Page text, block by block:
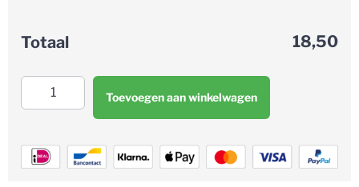
Totaal 18,50
Toevoegen aan winkelwagen